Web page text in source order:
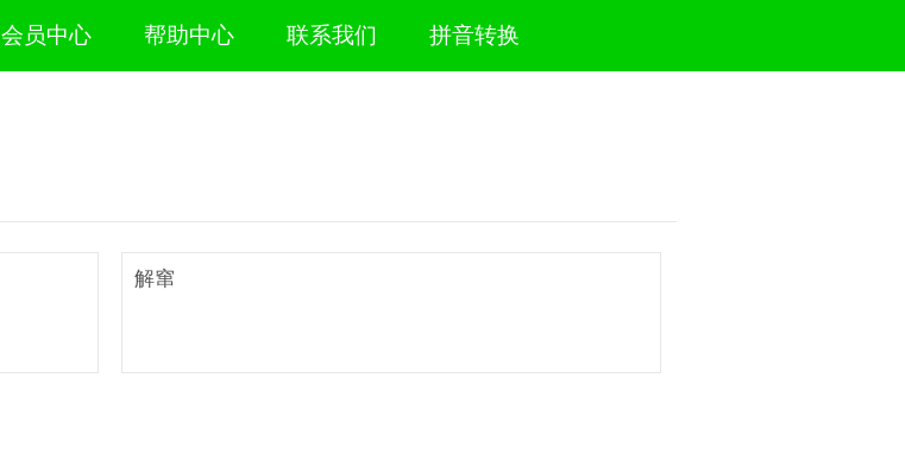
会员中心 帮助中心 联系我们 拼音转换
解窜